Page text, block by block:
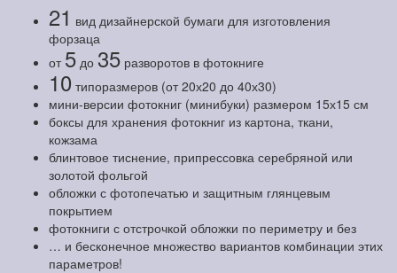
21 вид дизайнерской бумаги для изготовления
форзаца
от 5 до 35 разворотов в фотокниге
10 типоразмеров (от 20х20 до 40х30)
мини-версии фотокниг (минибуки) размером 15х15 см
боксы для хранения фотокниг из картона, ткани,
кожзама
блинтовое тиснение, припрессовка серебряной или
золотой фольгой
обложки с фотопечатью и защитным глянцевым
покрытием
фотокниги с отстрочкой обложки по периметру и без
… и бесконечное множество вариантов комбинации этих
параметров!